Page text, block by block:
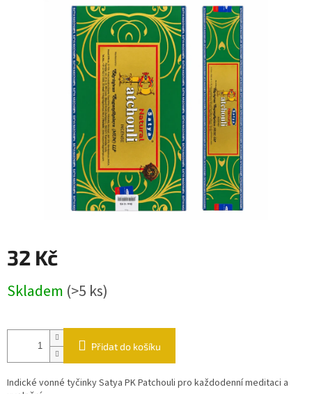
32 Kč
Skladem (>5 ks)
Přidat do košíku
Indické vonné tyčinky Satya PK Patchouli pro každodenní meditaci a